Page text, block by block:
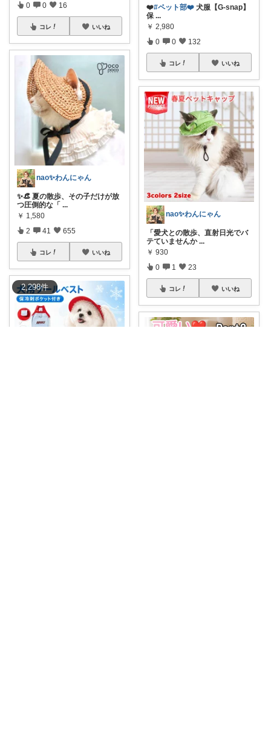
2,298件
0 0 16
コレ いいね
nao︎✨わんにゃん
✨👒 夏の散歩、その子だけが放
つ圧倒的な「 ...
￥ 1,580
2 41 655
コレ いいね
❤️#ペット部❤️ 犬服【G-snap】
保 ...
￥ 2,980
0 0 132
コレ いいね
nao︎✨わんにゃん
「愛犬との散歩、直射日光でバ
テていませんか ...
￥ 930
0 1 23
コレ いいね